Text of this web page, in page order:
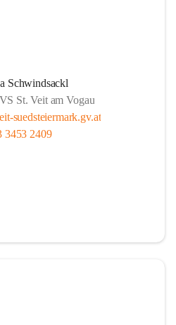
Schwindsackl
St. Veit am Vogau
suedsteiermark.gv.at
3453 2409